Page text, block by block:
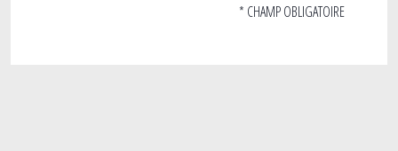
* CHAMP OBLIGATOIRE